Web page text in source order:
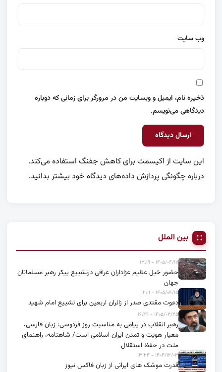
بین الملل
۱۴۰۵/۰۴/۱۷ - ۱۳:۱۹
حضور خیل عظیم عزاداران عراقی درتشییع پیکر رهبر مسلمانان
جهان
۱۴۰۵/۰۴/۱۵ - ۱۲:۱۱
دعوت مقتدی صدر از زائران اربعین برای تشییع امام شهید
۱۴۰۵/۰۲/۲۵ - ۱۶:۴۹
رهبر انقلاب در پیامی به مناسبت روز فردوسی: زبان فارسی،
معیار هویت و تمدن ایران اسلامی است/ شاهنامه، راهنمای
ملت در حفظ استقلال
۱۴۰۴/۱۲/۰۳ - ۱۳:۲۴
قدرت موشک های ایرانی از زبان فاکس نیوز
وب‌ سایت
ذخیره نام، ایمیل و وبسایت من در مرورگر برای زمانی که دوباره
دیدگاهی می‌نویسم.
این سایت از اکیسمت برای کاهش جفنگ استفاده می‌کند.
درباره چگونگی پردازش داده‌های دیدگاه خود بیشتر بدانید.